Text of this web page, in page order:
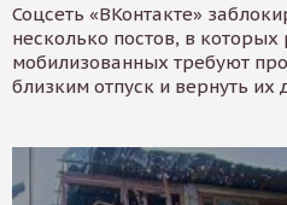
Соцсеть «ВКонтакте»
несколько постов, в которых
мобилизованных требуют
близким отпуск и вернуть их